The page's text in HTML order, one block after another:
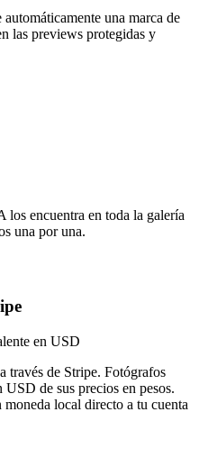
una marca de
las previews protegidas y
los encuentra en toda la galería
una por una.
en USD
través de Stripe. Fotógrafos
de sus precios en pesos.
moneda local directo a tu cuenta